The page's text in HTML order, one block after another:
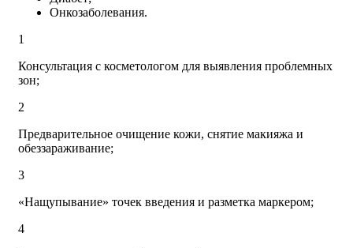
Онкозаболевания.
1
Консультация с косметологом для выявления проблемных
зон;
2
Предварительное очищение кожи, снятие макияжа и
обеззараживание;
3
«Нащупывание» точек введения и разметка маркером;
4